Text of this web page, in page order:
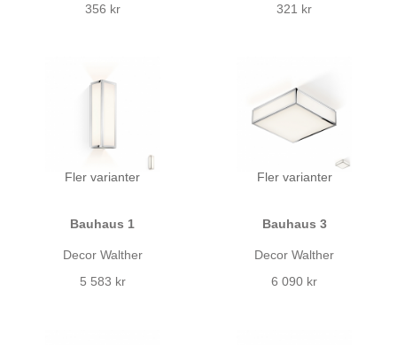
356 kr
321 kr
Fler varianter
Bauhaus 1
Decor Walther
5 583 kr
Fler varianter
Bauhaus 3
Decor Walther
6 090 kr